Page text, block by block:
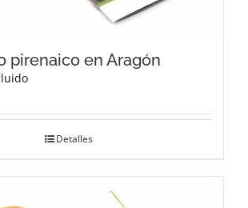
pirenaico en Aragón
Detalles